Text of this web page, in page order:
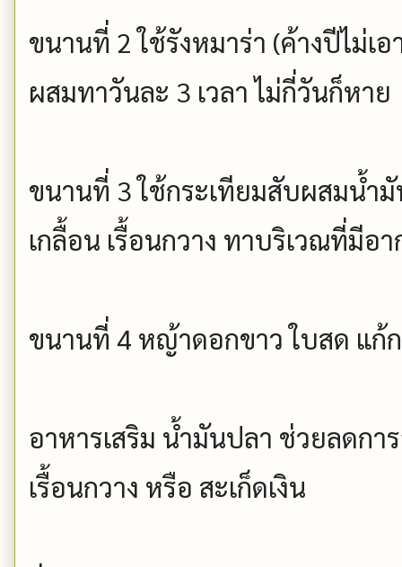
ขนานที่ 2 ใช้รังหมาร่า (ค้างปีไม่เ
ผสมทาวันละ 3 เวลา ไม่กี่วันก็หาย
ขนานที่ 3 ใช้กระเทียมสับผสมน้ำ
เกลื้อน เรื้อนกวาง ทาบริเวณที่มีอา
ขนานที่ 4 หญ้าดอกขาว ใบสด แก้ก
อาหารเสริม น้ำมันปลา ช่วยลดก
เรื้อนกวาง หรือ สะเก็ดเงิน